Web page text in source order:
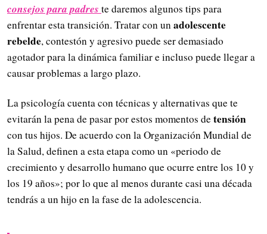
consejos para padres te daremos algunos tips para
enfrentar esta transición. Tratar con un adolescente
rebelde, contestón y agresivo puede ser demasiado
agotador para la dinámica familiar e incluso puede llegar a
causar problemas a largo plazo.
La psicología cuenta con técnicas y alternativas que te
evitarán la pena de pasar por estos momentos detensión
con tus hijos. De acuerdo con la Organización Mundial de
la Salud, definen a esta etapa como un «periodo de
crecimiento y desarrollo humano que ocurre entre los 10 y
los 19 años»; por lo que al menos durante casi una década
tendrás a un hijo en la fase de la adolescencia.